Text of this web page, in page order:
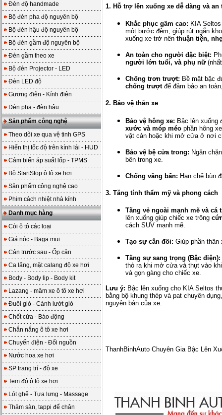
Đèn độ handmade
Bộ đèn pha độ nguyên bộ
Bộ đèn hậu độ nguyên bộ
Bộ đèn gầm độ nguyên bộ
Đèn gầm theo xe
Bộ đèn Projector - LED
Đèn LED độ
Gương điện - Kính điện
Đèn pha - đèn hậu
Sản phẩm công nghệ
Theo dõi xe qua vệ tinh GPS
Hiển thị tốc độ trên kính lái - HUD
Cảm biến áp suất lốp - TPMS
Bộ StartStop ô tô xe hơi
Sản phẩm công nghệ cao
Phim cách nhiệt nhà kính
Danh mục hàng
Còi ô tô các loại
Giá nóc - Baga mui
Cản trước sau - Ốp cản
Ca lăng, mặt calang độ xe hơi
Body - Body lip - Body kit
Lazang - mâm xe ô tô xe hơi
Đuôi gió - Cánh lướt gió
Chốt cửa - Báo động
Chắn nắng ô tô xe hơi
Chuyển điện - Đổi nguồn
Nước hoa xe hơi
SP trang trí - độ xe
Tem độ ô tô xe hơi
Lót ghế - Tựa lưng - Massage
Thảm sàn, tappi để chân
1. Hỗ trợ lên xuống xe dễ dàng và an
Khắc phục gầm cao: KIA
một bước đệm, giúp rút ngắn
xuống xe trở nên thuận tiện,
An toàn cho người đặc biệt:
người lớn tuổi, và phụ nữ
Chống trơn trượt: Bề mặt bậc
chống trượtđể đảm bảo an
2. Bảo vệ thân xe
Bảo vệ hông xe: Bậc lên xuống
xước và móp méo phần hông
vật cản hoặc khi mở cửa ở nơi
Bảo vệ bệ cửa trong: Ngăn
bên trong xe.
Chống văng bẩn: Hạn chế bùn
3. Tăng tính thẩm mỹ và phong cách
Tăng vẻ ngoài mạnh mẽ và cá
lên xuống giúp chiếc xe trông
cách SUV mạnh mẽ.
Tạo sự cân đối: Giúp phần
Tăng sự sang trọng (Bậc điện):
thò ra khi mở cửa và thụt vào
và gọn gàng cho chiếc xe.
Lưu ý: Bậc lên xuống cho KIA Seltos
bằng bộ khung thép và pat chuyên
nguyên bản của xe.
ThanhBinhAuto Chuyên Gia Bậc Lên